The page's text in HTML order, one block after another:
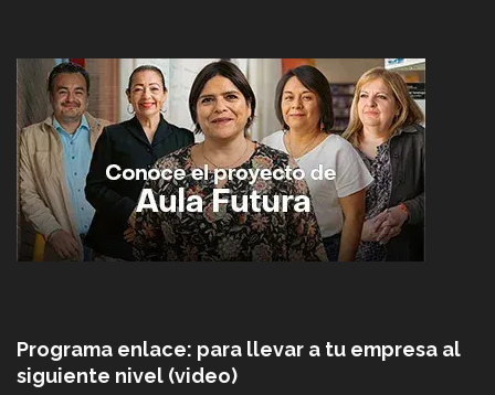
Programa enlace: para llevar a tu empresa al
siguiente nivel (video)